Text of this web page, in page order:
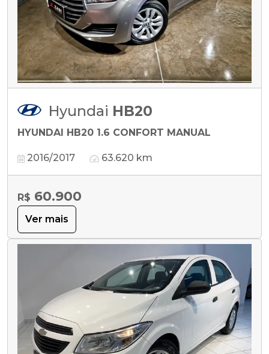
Hyundai HB20
HYUNDAI HB20 1.6 CONFORT MANUAL
2016/2017 63.620 km
R$ 60.900
Ver mais